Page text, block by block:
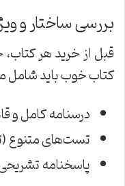
بررسی ساختار و
قبل از خرید هر
کتاب خوب باید شامل
درسنامه کامل و
تست‌های متنوع
پاسخنامه